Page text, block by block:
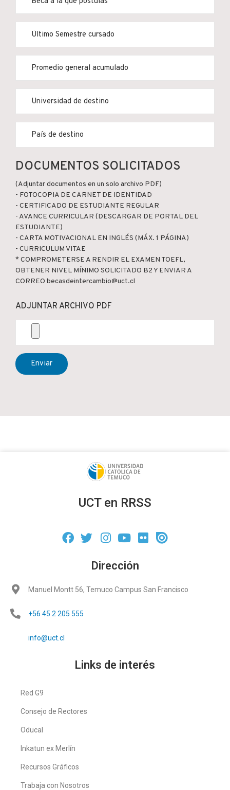
DOCUMENTOS SOLICITADOS
(Adjuntar documentos en un solo archivo PDF)
- FOTOCOPIA DE CARNET DE IDENTIDAD
- CERTIFICADO DE ESTUDIANTE REGULAR
- AVANCE CURRICULAR (DESCARGAR DE PORTAL DEL
ESTUDIANTE)
- CARTA MOTIVACIONAL EN INGLÉS (MÁX. 1 PÁGINA)
- CURRICULUM VITAE
* COMPROMETERSE A RENDIR EL EXAMEN TOEFL,
OBTENER NIVEL MÍNIMO SOLICITADO B2 Y ENVIAR A
CORREO becasdeintercambio@uct.cl
ADJUNTAR ARCHIVO PDF
UCT en RRSS
Dirección
Manuel Montt 56, Temuco Campus San Francisco
+56 45 2 205 555
info@uct.cl
Links de interés
Red G9
Consejo de Rectores
Oducal
Inkatun ex Merlín
Recursos Gráficos
Trabaja con Nosotros